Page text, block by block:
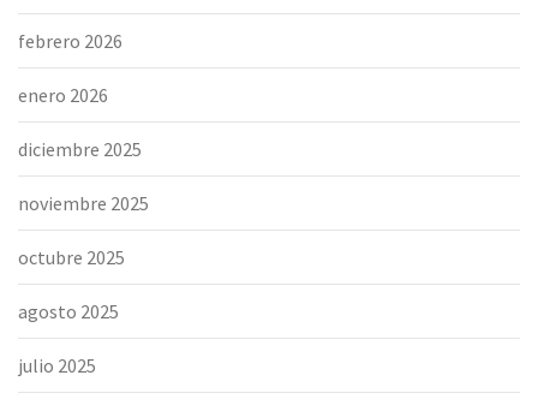
febrero 2026
enero 2026
diciembre 2025
noviembre 2025
octubre 2025
agosto 2025
julio 2025